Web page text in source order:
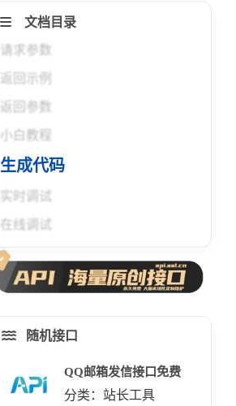
文档目录
请求参数
返回示例
返回参数
小白教程
生成代码
实时调试
在线调试
随机接口
QQ邮箱发信接口免费
分类：站长工具